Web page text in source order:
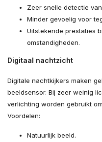
Zeer snelle detectie
Minder gevoelig voor
Uitstekende prestaties
omstandigheden.
Digitaal nachtzicht
Digitale nachtkijkers maken
beeldsensor. Bij zeer weinig
verlichting worden gebruikt
Voordelen:
Natuurlijk beeld.